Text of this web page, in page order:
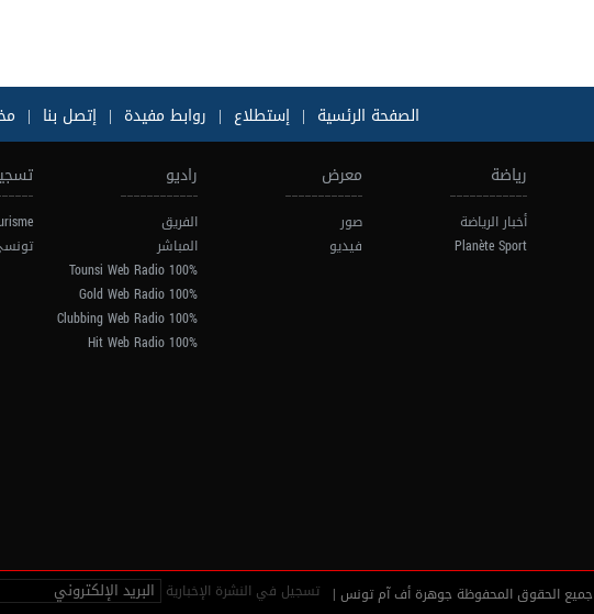
الصفحة الرئسية | إستطلاع | روابط مفيدة | إتصل بنا |
رياضة
أخبار الرياضة
Planète Sport
معرض
صور
فيديو
راديو
الفريق
المباشر
100% Tounsi Web Radio
100% Gold Web Radio
100% Clubbing Web Radio
100% Hit Web Radio
تسجيل في النشرة الإخبارية